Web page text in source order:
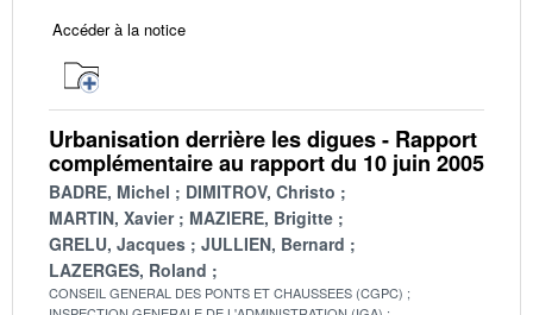
Accéder à la notice
Urbanisation derrière les digues - Rapport
complémentaire au rapport du 10 juin 2005
BADRE, Michel
DIMITROV, Christo
MARTIN, Xavier
MAZIERE, Brigitte
GRELU, Jacques
JULLIEN, Bernard
LAZERGES, Roland
CONSEIL GENERAL DES PONTS ET CHAUSSEES (CGPC)